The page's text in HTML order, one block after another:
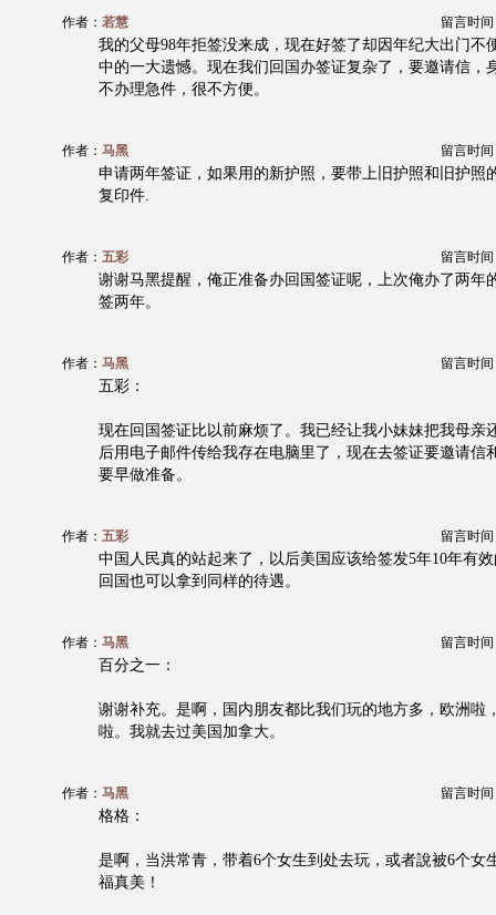
作者： 若慧 留言时间
我的父母98年拒签没来成，现在好签了却因年纪大出门不
中的一大遗憾。现在我们回国办签证复杂了，要邀请信，
不办理急件，很不方便。
作者： 马黑 留言时间
申请两年签证，如果用的新护照，要带上旧护照和旧护照
复印件.
作者： 五彩 留言时间
谢谢马黑提醒，俺正准备办回国签证呢，上次俺办了两年
签两年。
作者： 马黑 留言时间
五彩：
现在回国签证比以前麻烦了。我已经让我小妹妹把我母亲
后用电子邮件传给我存在电脑里了，现在去签证要邀请信
要早做准备。
作者： 五彩 留言时间
中国人民真的站起来了，以后美国应该给签发5年10年有
回国也可以拿到同样的待遇。
作者： 马黑 留言时间
百分之一：
谢谢补充。是啊，国内朋友都比我们玩的地方多，欧洲啦
啦。我就去过美国加拿大。
作者： 马黑 留言时间
格格：
是啊，当洪常青，带着6个女生到处去玩，或者說被6个女
福真美！